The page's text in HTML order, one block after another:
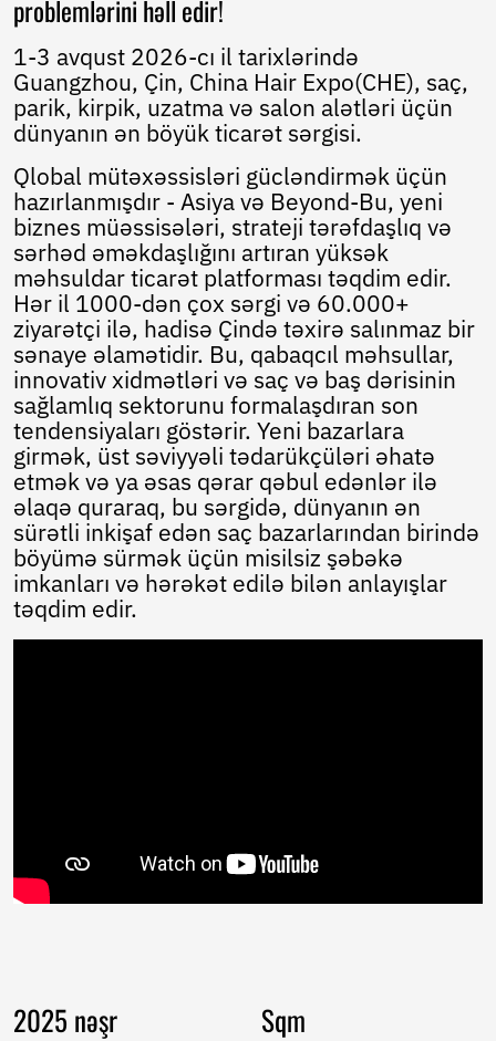
Norwegian
Persian
Punjabi
Serbian
Sesotho
Slovak
Slovenian
Somali
Samoan
Scots Gaelic
Shona
Sindhi
Sundanese
Swahili
Tajik
Tamil
Telugu
Thai
Ukrainian
Urdu
Uzbek
Vietnamese
Welsh
Yiddish
problemlərini həll edir!
1-3 avqust 2026-cı il tarixlərində
Guangzhou, Çin, China Hair Expo(CHE), saç,
parik, kirpik, uzatma və salon alətləri üçün
dünyanın ən böyük ticarət sərgisi.
Qlobal mütəxəssisləri gücləndirmək üçün
hazırlanmışdır - Asiya və Beyond-Bu, yeni
biznes müəssisələri, strateji tərəfdaşlıq və
sərhəd əməkdaşlığını artıran yüksək
məhsuldar ticarət platforması təqdim edir.
Hər il 1000-dən çox sərgi və 60.000+
ziyarətçi ilə, hadisə Çində təxirə salınmaz bir
sənaye əlamətidir. Bu, qabaqcıl məhsullar,
innovativ xidmətləri və saç və baş dərisinin
sağlamlıq sektorunu formalaşdıran son
tendensiyaları göstərir. Yeni bazarlara
girmək, üst səviyyəli tədarükçüləri əhatə
etmək və ya əsas qərar qəbul edənlər ilə
əlaqə quraraq, bu sərgidə, dünyanın ən
sürətli inkişaf edən saç bazarlarından birində
böyümə sürmək üçün misilsiz şəbəkə
imkanları və hərəkət edilə bilən anlayışlar
təqdim edir.
2025 nəşr Sqm